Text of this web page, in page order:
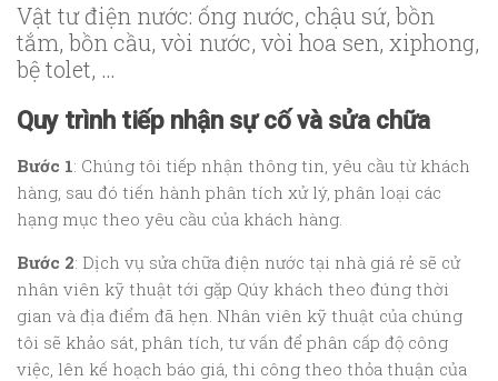
Vật tư điện nước: ống nước, chậu sứ, bồn
tắm, bồn cầu, vòi nước, vòi hoa sen, xiphong,
bệ tolet, …
Quy trình tiếp nhận sự cố và sửa chữa
Bước 1: Chúng tôi tiếp nhận thông tin, yêu cầu từ khách
hàng, sau đó tiến hành phân tích xử lý, phân loại các
hạng mục theo yêu cầu của khách hàng.
Bước 2: Dịch vụ sửa chữa điện nước tại nhà giá rẻ sẽ cử
nhân viên kỹ thuật tới gặp Qúy khách theo đúng thời
gian và địa điểm đã hẹn. Nhân viên kỹ thuật của chúng
tôi sẽ khảo sát, phân tích, tư vấn để phân cấp độ công
việc, lên kế hoạch báo giá, thi công theo thỏa thuận của